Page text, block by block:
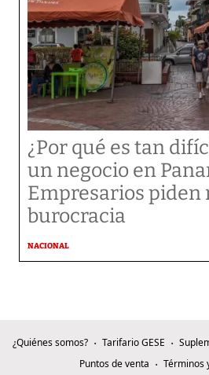
¿Por qué es tan
un negocio en
Empresarios piden
burocracia
NACIONAL
¿Quiénes somos? Tarifario GESE
Puntos de venta
Términos